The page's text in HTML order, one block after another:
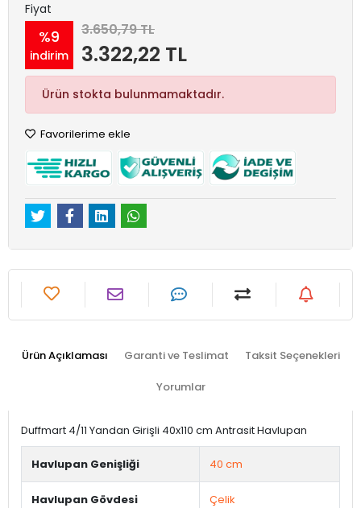
Fiyat
%9
indirim
3.650,79 TL
3.322,22 TL
Ürün stokta bulunmamaktadır.
Favorilerime ekle
Ürün Açıklaması Garanti ve Teslimat Taksit Seçenekleri
Yorumlar
Duffmart 4/11 Yandan Girişli 40x110 cm Antrasit Havlupan
Havlupan Genişliği 40 cm
Havlupan Gövdesi Çelik